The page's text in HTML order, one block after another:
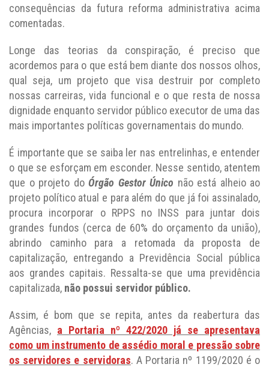
consequências da futura reforma administrativa acima
comentadas.
Longe das teorias da conspiração, é preciso que
acordemos para o que está bem diante dos nossos olhos,
qual seja, um projeto que visa destruir por completo
nossas carreiras, vida funcional e o que resta de nossa
dignidade enquanto servidor público executor de uma das
mais importantes políticas governamentais do mundo.
É importante que se saiba ler nas entrelinhas, e entender
o que se esforçam em esconder. Nesse sentido, atentem
que o projeto do Órgão Gestor Único não está alheio ao
projeto político atual e para além do que já foi assinalado,
procura incorporar o RPPS no INSS para juntar dois
grandes fundos (cerca de 60% do orçamento da união),
abrindo caminho para a retomada da proposta de
capitalização, entregando a Previdência Social pública
aos grandes capitais. Ressalta-se que uma previdência
capitalizada, não possui servidor público.
Assim, é bom que se repita, antes da reabertura das
Agências, a Portaria nº 422/2020 já se apresentava
como um instrumento de assédio moral e pressão sobre
os servidores e servidoras. A Portaria nº 1199/2020 é o